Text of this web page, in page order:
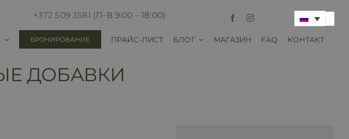
+372 509 3581 (П-В 9:00 – 18:00)
БРОНИРОВАНИЕ ПРАЙС-ЛИСТ БЛОГ МАГАЗИН FAQ КОНТАКТ
ДОБАВКИ